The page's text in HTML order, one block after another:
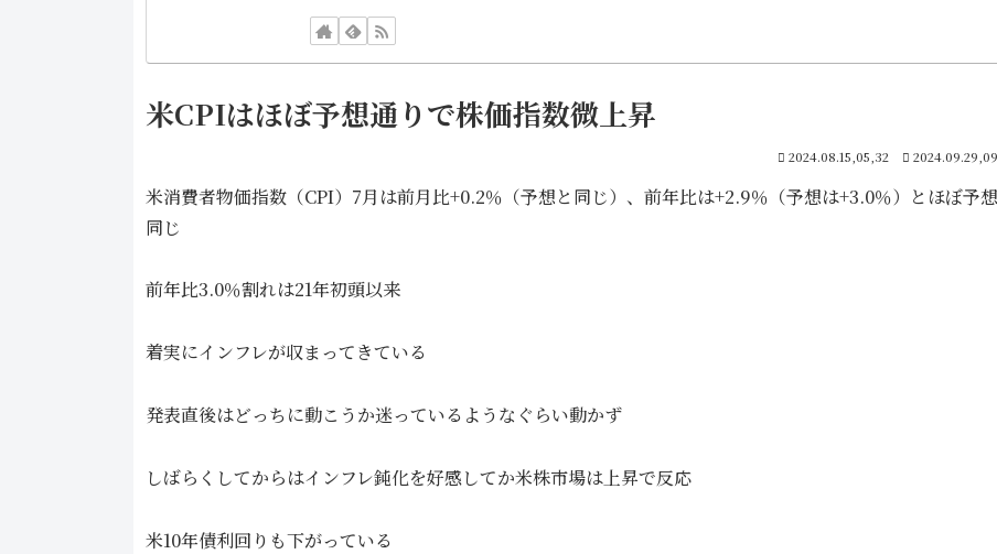
米CPIはほぼ予想通りで株価指数微上昇
2024.08.15,05,32
米消費者物価指数（CPI）7月は前月比+0.2％（予想と同じ）、前年比は+2.9％（予想は+3.0％）とほぼ予
同じ
前年比3.0％割れは21年初頭以来
着実にインフレが収まってきている
発表直後はどっちに動こうか迷っているようなぐらい動かず
しばらくしてからはインフレ鈍化を好感してか米株市場は上昇で反応
米10年債利回りも下がっている